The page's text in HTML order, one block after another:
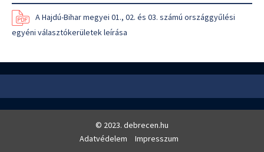
A Hajdú-Bihar megyei 01., 02. és 03. számú országgyűlési
egyéni választókerületek leírása
© 2023. debrecen.hu
Adatvédelem
Impresszum